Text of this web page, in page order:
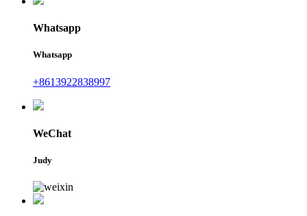
Whatsapp
Whatsapp
+8613922838997
WeChat
Judy